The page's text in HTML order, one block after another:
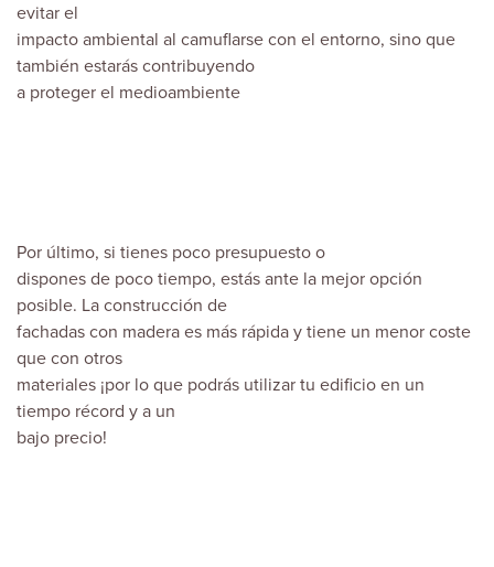
evitar el
impacto ambiental al camuflarse con el entorno, sino que
también estarás contribuyendo
a proteger el medioambiente
Por último, si tienes poco presupuesto o
dispones de poco tiempo, estás ante la mejor opción
posible. La construcción de
fachadas con madera es más rápida y tiene un menor coste
que con otros
materiales ¡por lo que podrás utilizar tu edificio en un
tiempo récord y a un
bajo precio!